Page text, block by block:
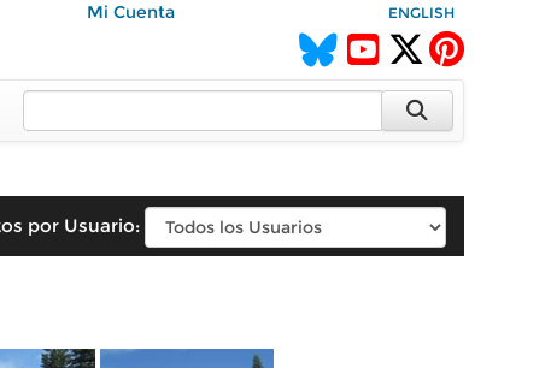
Mi Cuenta ENGLISH
por Usuario: